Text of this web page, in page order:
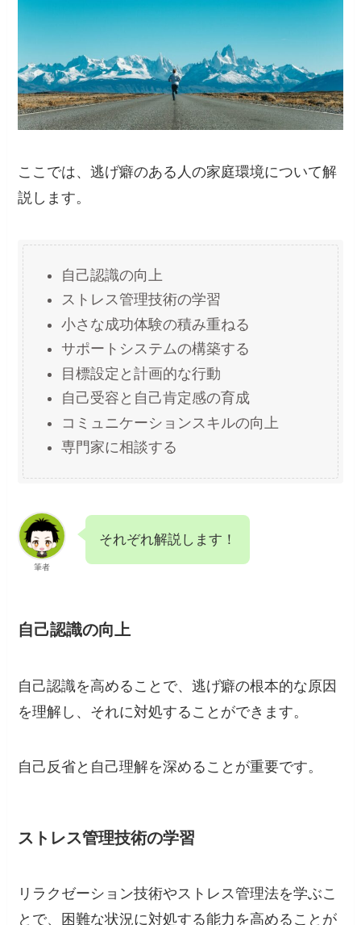
ここでは、逃げ癖のある人の家庭環境について解
説します。
自己認識の向上
ストレス管理技術の学習
小さな成功体験の積み重ねる
サポートシステムの構築する
目標設定と計画的な行動
自己受容と自己肯定感の育成
コミュニケーションスキルの向上
専門家に相談する
筆者
それぞれ解説します！
自己認識の向上
自己認識を高めることで、逃げ癖の根本的な原因
を理解し、それに対処することができます。
自己反省と自己理解を深めることが重要です。
ストレス管理技術の学習
リラクゼーション技術やストレス管理法を学ぶこ
とで、困難な状況に対処する能力を高めることが